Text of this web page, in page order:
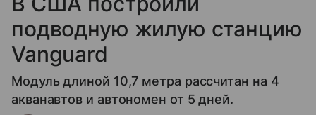
подводную жилую станцию
Vanguard
Модуль длиной 10,7 метра рассчитан на 4
акванавтов и автономен от 5 дней.